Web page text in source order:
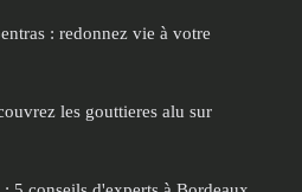
: redonnez vie à votre
les gouttieres alu sur